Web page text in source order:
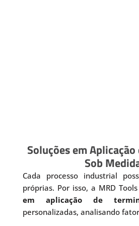
Soluções em
Sob
Cada processo industrial
próprias. Por isso, a MRD
em aplicação de
personalizadas, analisando